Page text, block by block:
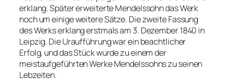
erklang. Später erweiterte Mendelssohn das Werk
noch um einige weitere Sätze. Die zweite Fassung
des Werks erklang erstmals am 3. Dezember 1840 in
Leipzig. Die Uraufführung war ein beachtlicher
Erfolg, und das Stück wurde zu einem der
meistaufgeführten Werke Mendelssohns zu seinen
Lebzeiten.